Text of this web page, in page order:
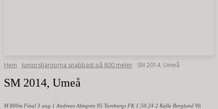
Hem Juniorstjärnorna snabbast på 800 meter SM 2014, Umeå
SM 2014, Umeå
M 800m Final 3 aug 1 Andreas Almgren 95 Turebergs FK 1:50.24 2 Kalle Berglund 96